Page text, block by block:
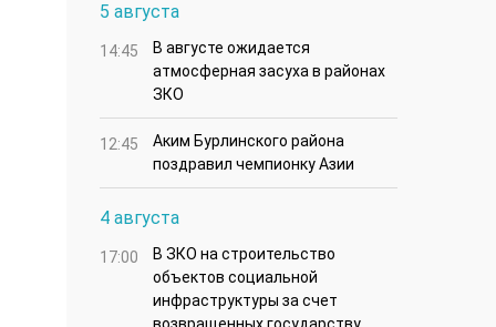
5 августа
14:45
В августе ожидается
атмосферная засуха в районах
ЗКО
12:45
Аким Бурлинского района
поздравил чемпионку Азии
4 августа
17:00
В ЗКО на строительство
объектов социальной
инфраструктуры за счет